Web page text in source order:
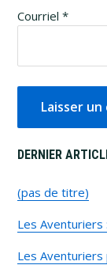
Courriel*
Sidebar
DERNIER
(pas de titre)
Les Aventuriers
Les Aventuriers